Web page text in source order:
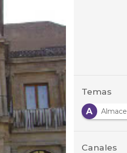
Temas
A
Ahorro A
Canales